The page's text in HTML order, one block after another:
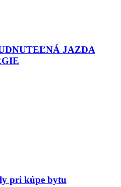
JAZDA
pri kúpe bytu